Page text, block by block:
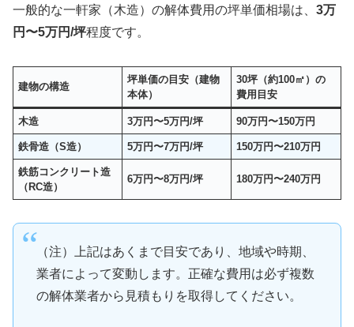
一般的な一軒家（木造）の解体費用の坪単価相場は、 3万
円〜5万円/坪程度です。
建物の構造
坪単価の目安（建物
本体）
30坪（約100㎡）の
費用目安
木造 3万円〜5万円/坪 90万円〜150万円
鉄骨造（S造） 5万円〜7万円/坪 150万円〜210万円
鉄筋コンクリート造
（RC造）
6万円〜8万円/坪 180万円〜240万円
（注）上記はあくまで目安であり、地域や時期、
業者によって変動します。正確な費用は必ず複数
の解体業者から見積もりを取得してください。